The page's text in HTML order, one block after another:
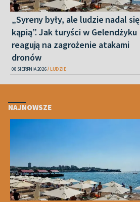
„Syreny były, ale ludzie nadal się
kąpią”. Jak turyści w Gelendżyku
reagują na zagrożenie atakami
dronów
08 SIERPNIA 2026 LUDZIE
NAJNOWSZE